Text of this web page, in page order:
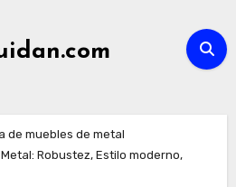
de muebles de metal
Robustez, Estilo moderno,